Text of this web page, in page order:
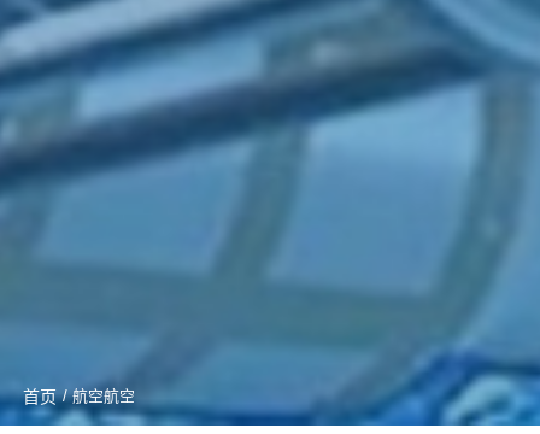
首页 / 航空航空